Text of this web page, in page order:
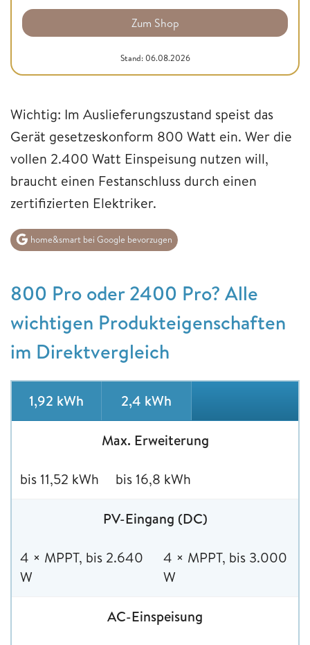
Zum Shop
Stand: 06.08.2026
Wichtig: Im Auslieferungszustand speist das
Gerät gesetzeskonform 800 Watt ein. Wer die
vollen 2.400 Watt Einspeisung nutzen will,
braucht einen Festanschluss durch einen
zertifizierten Elektriker.
home&smart bei Google bevorzugen
800 Pro oder 2400 Pro? Alle
wichtigen Produkteigenschaften
im Direktvergleich
1,92 kWh 2,4 kWh
Max. Erweiterung
bis 11,52 kWh bis 16,8 kWh
PV-Eingang (DC)
4 × MPPT, bis 2.640
W
4 × MPPT, bis 3.000
W
AC-Einspeisung